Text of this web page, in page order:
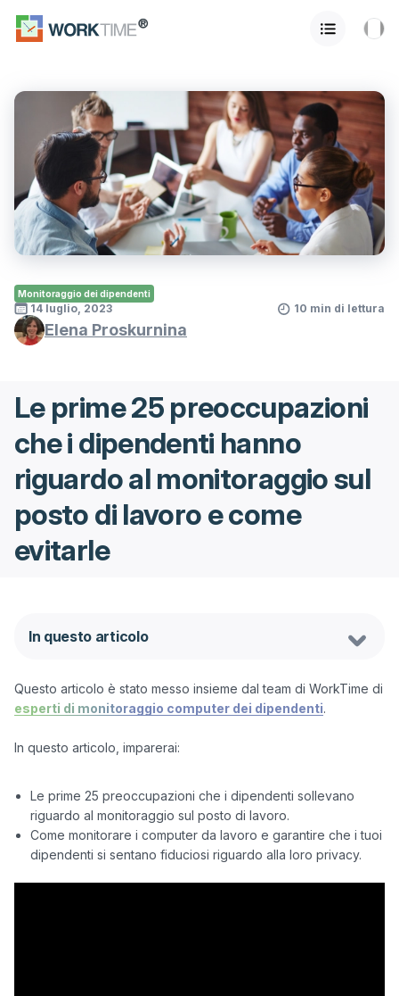
Monitoraggio dei dipendenti
14 luglio, 2023 10 min di lettura
Elena Proskurnina
Le prime 25 preoccupazioni
che i dipendenti hanno
riguardo al monitoraggio sul
posto di lavoro e come
evitarle
In questo articolo
esperti di monitoraggio computer dei dipendenti.
In questo articolo, imparerai:
Le prime 25 preoccupazioni che i dipendenti sollevano
riguardo al monitoraggio sul posto di lavoro.
Come monitorare i computer da lavoro e garantire che i tuoi
dipendenti si sentano fiduciosi riguardo alla loro privacy.